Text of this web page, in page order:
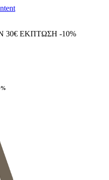
30€ ΕΚΠΤΩΣΗ -10%